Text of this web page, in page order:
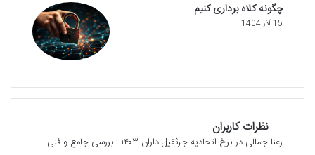
چگونه کلاه برداری کنیم
15 آذر 1404
نظرات کاربران
رعنا جمالی درنرخ اتحادیه جرثقیل داران ۱۴۰۳ : بررسی جامع و فنی